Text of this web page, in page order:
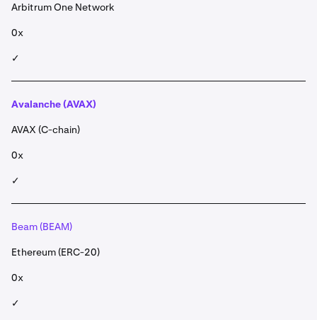
Arbitrum One Network
0x
✓
Avalanche (AVAX)
AVAX (C-chain)
0x
✓
Beam (BEAM)
Ethereum (ERC-20)
0x
✓